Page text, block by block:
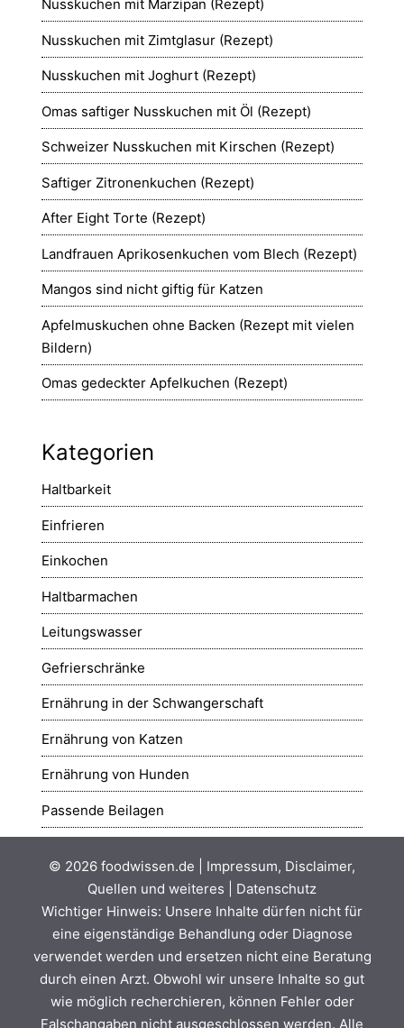
Nusskuchen mit Marzipan (Rezept)
Nusskuchen mit Zimtglasur (Rezept)
Nusskuchen mit Joghurt (Rezept)
Omas saftiger Nusskuchen mit Öl (Rezept)
Schweizer Nusskuchen mit Kirschen (Rezept)
Saftiger Zitronenkuchen (Rezept)
After Eight Torte (Rezept)
Landfrauen Aprikosenkuchen vom Blech (Rezept)
Mangos sind nicht giftig für Katzen
Apfelmuskuchen ohne Backen (Rezept mit vielen
Bildern)
Omas gedeckter Apfelkuchen (Rezept)
Kategorien
Haltbarkeit
Einfrieren
Einkochen
Haltbarmachen
Leitungswasser
Gefrierschränke
Ernährung in der Schwangerschaft
Ernährung von Katzen
Ernährung von Hunden
Passende Beilagen
© 2026 foodwissen.de
Impressum, Disclaimer,
Quellen und weiteres
Datenschutz
Wichtiger Hinweis: Unsere Inhalte dürfen nicht für
eine eigenständige Behandlung oder Diagnose
verwendet werden und ersetzen nicht eine Beratung
durch einen Arzt. Obwohl wir unsere Inhalte so gut
wie möglich recherchieren, können Fehler oder
Falschangaben nicht ausgeschlossen werden. Alle